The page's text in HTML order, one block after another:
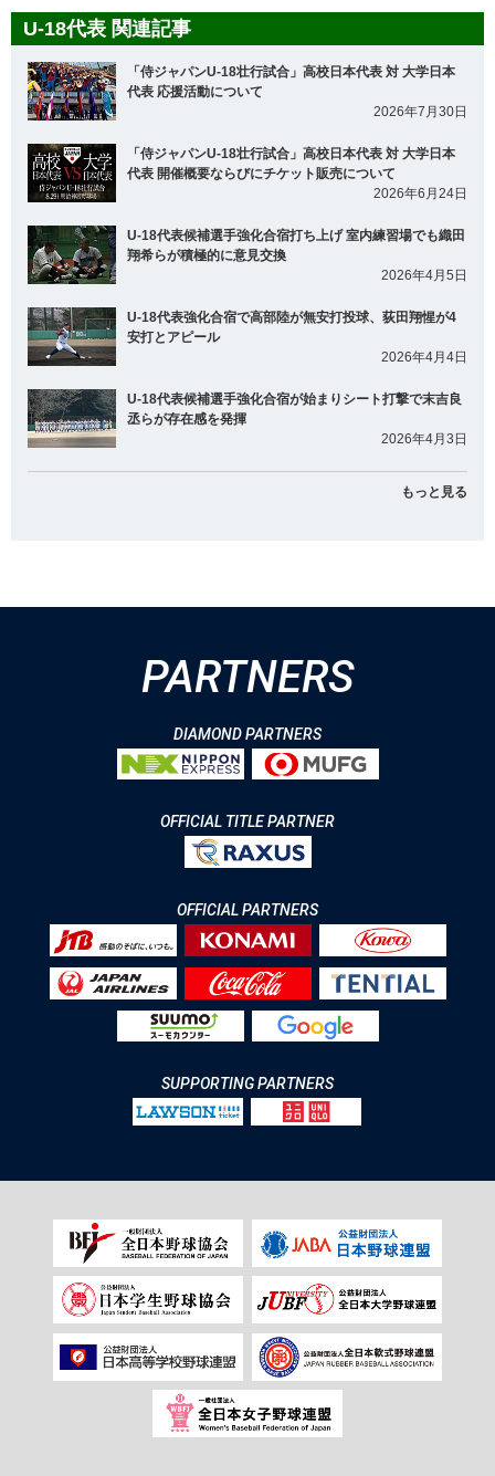
U-18代表 関連記事
「侍ジャパンU-18壮行試合」高校日本代表 対 大学日本
代表 応援活動について
2026年7月30日
「侍ジャパンU-18壮行試合」高校日本代表 対 大学日本
代表 開催概要ならびにチケット販売について
2026年6月24日
U-18代表候補選手強化合宿打ち上げ 室内練習場でも織田
翔希らが積極的に意見交換
2026年4月5日
U-18代表強化合宿で高部陸が無安打投球、荻田翔惺が4
安打とアピール
2026年4月4日
U-18代表候補選手強化合宿が始まりシート打撃で末吉良
丞らが存在感を発揮
2026年4月3日
もっと見る
PARTNERS
DIAMOND PARTNERS
OFFICIAL TITLE PARTNER
OFFICIAL PARTNERS
SUPPORTING PARTNERS